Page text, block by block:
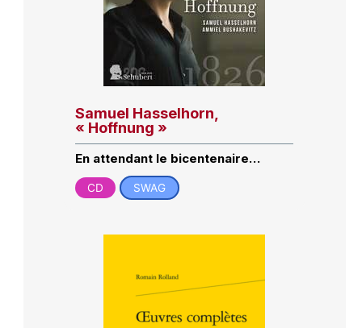
Samuel Hasselhorn,
« Hoffnung »
En attendant le bicentenaire…
CD SWAG